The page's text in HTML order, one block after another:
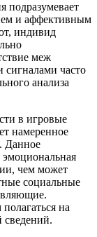
подразумевает
и аффективным
индивид
меж
часто
анализа
в игровые
намеренное
Данное
эмоциональная
чем может
социальные
на
сведений.